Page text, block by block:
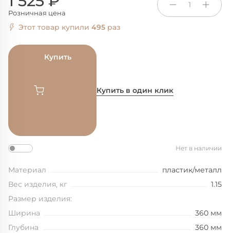
Розничная цена
1
Этот товар купили 495 раз
Купить
Купить в один клик
Нет в наличии
Материал
пластик/металл
Вес изделия, кг
1.15
Размер изделия:
Ширина
360 мм
Глубина
360 мм